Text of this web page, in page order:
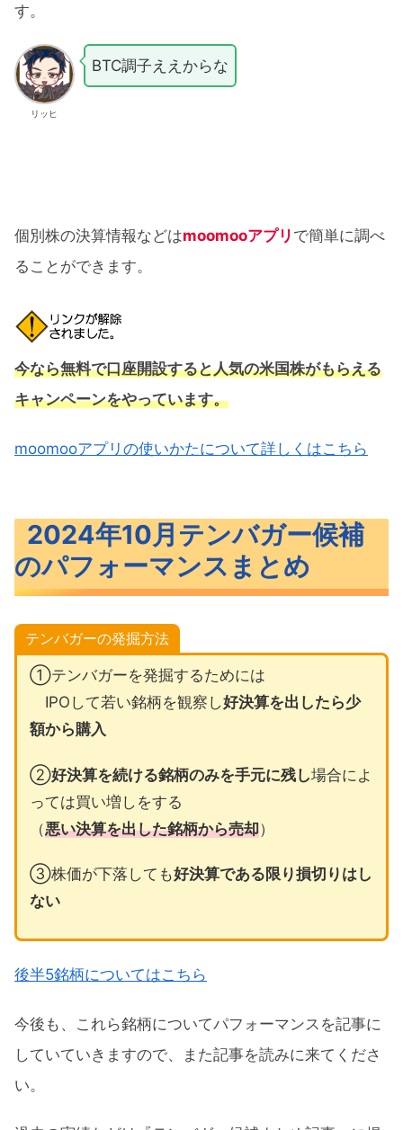
す。
リッヒ
BTC調子ええからな
個別株の決算情報などはmoomooアプリ で簡単に調べ
ることができます。
今なら無料で口座開設すると人気の米国株がもらえる
キャンペーンをやっています。
moomooアプリの使いかたについて詳しくはこちら
2024年10月テンバガー候補
のパフォーマンスまとめ
テンバガーの発掘方法
①テンバガーを発掘するためには
IPOして若い銘柄を観察し好決算を出したら少
額から購入
②好決算を続ける銘柄のみを手元に残し場合によ
っては買い増しをする
（悪い決算を出した銘柄から売却）
③株価が下落しても好決算である限り損切りはし
ない
後半5銘柄についてはこちら
今後も、これら銘柄についてパフォーマンスを記事に
していていきますので、また記事を読みに来てくださ
い。